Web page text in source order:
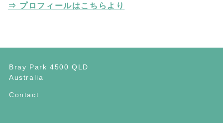
⇒ プロフィールはこちらより
Bray Park 4500 QLD
Australia
Contact